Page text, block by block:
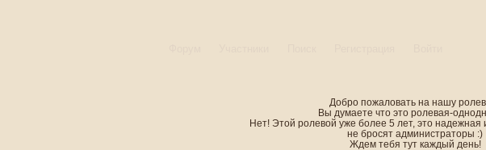
Добро пожаловать на нашу
Вы думаете что это ролевая-
Нет! Этой ролевой уже более 5 лет, это надежная
не бросят администраторы :)
Ждем тебя тут каждый день!